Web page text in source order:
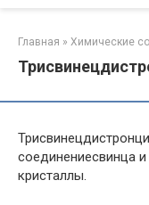
Главная » Химические
соединениесвинца
кристаллы.